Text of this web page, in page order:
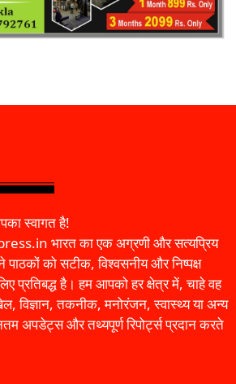
स्वागत है!
भारत का एक अग्रणी और सत्यप्रिय
पाठकों को सटीक, विश्वसनीय और निष्पक्ष
प्रतिबद्ध है। हम आपको हर क्षेत्र में, चाहे वह
विज्ञान, तकनीक, मनोरंजन, स्वास्थ्य या अन्य
अपडेट्स और तथ्यपूर्ण रिपोर्ट्स प्रदान करते